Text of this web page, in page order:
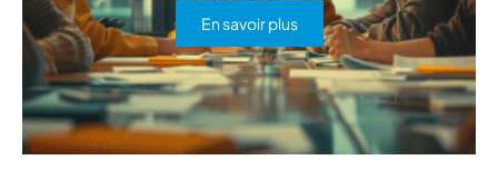
En savoir plus